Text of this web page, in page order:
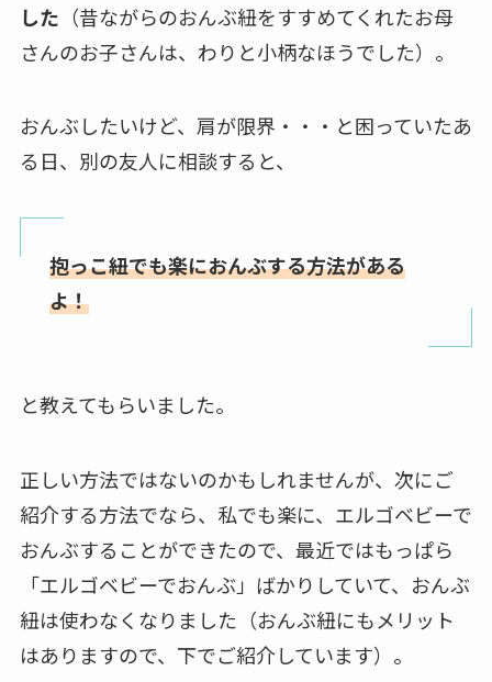
した （昔ながらのおんぶ紐をすすめてくれたお母
さんのお子さんは、わりと小柄なほうでした）。
おんぶしたいけど、肩が限界・・・と困っていたあ
る日、別の友人に相談すると、
抱っこ紐でも楽におんぶする方法がある
よ！
と教えてもらいました。
正しい方法ではないのかもしれませんが、次にご
紹介する方法でなら、私でも楽に、エルゴベビーで
おんぶすることができたので、最近ではもっぱら
「エルゴベビーでおんぶ」ばかりしていて、おんぶ
紐は使わなくなりました（おんぶ紐にもメリット
はありますので、下でご紹介しています）。